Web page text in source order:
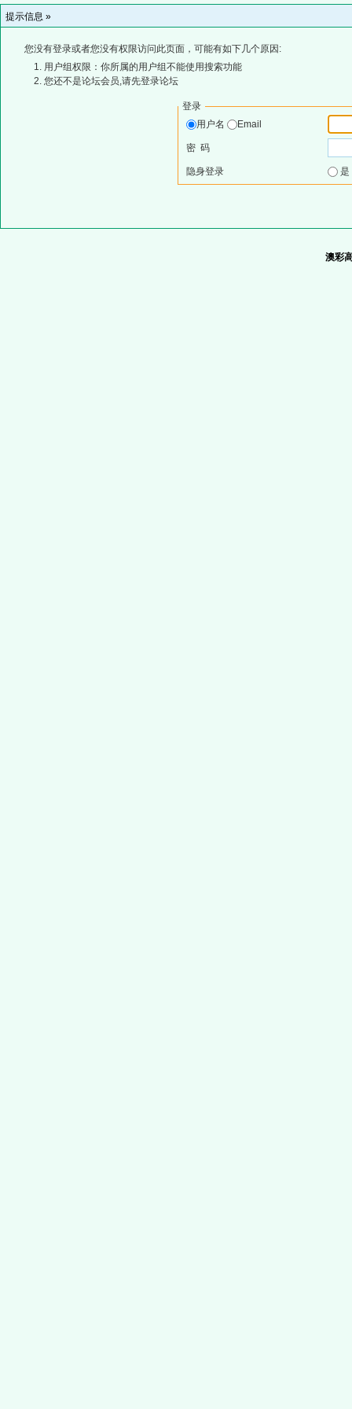
提示信息 »
您没有登录或者您没有权限访问此页面，可能有如下几个原因:
用户组权限：你所属的用户组不能使用搜索功能
您还不是论坛会员,请先登录论坛
登录
用户名
Email
密 码
隐身登录
澳彩